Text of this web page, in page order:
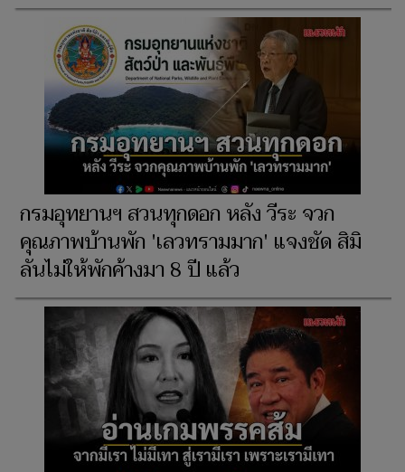
กรมอุทยานฯ สวนทุกดอก หลัง วีระ จวก
คุณภาพบ้านพัก 'เลวทรามมาก' แจงชัด สิมิ
ลันไม่ให้พักค้างมา 8 ปี แล้ว